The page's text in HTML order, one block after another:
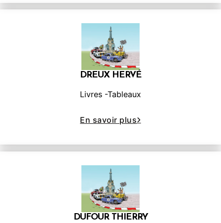
DREUX HERVÉ
Livres -Tableaux
En savoir plus
DUFOUR THIERRY